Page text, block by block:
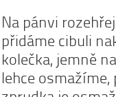
Na pánvi
přidáme cibuli
kolečka, jemně
lehce